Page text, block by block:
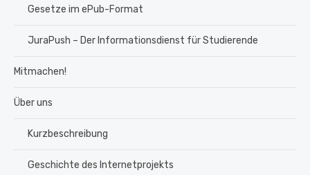
Gesetze im ePub-Format
JuraPush – Der Informationsdienst für Studierende
Mitmachen!
Über uns
Kurzbeschreibung
Geschichte des Internetprojekts